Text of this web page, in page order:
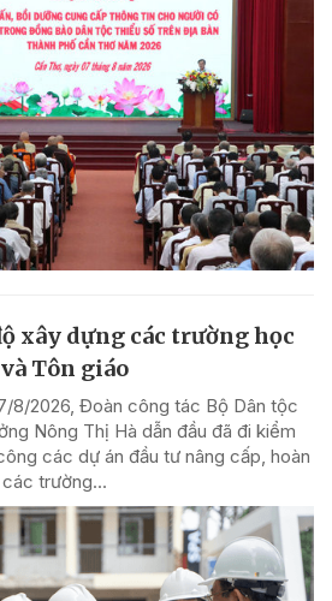
xây dựng các trường học
Tôn giáo
8/2026, Đoàn công tác Bộ Dân tộc
Nông Thị Hà dẫn đầu đã đi kiểm
các dự án đầu tư nâng cấp, hoàn
trường...